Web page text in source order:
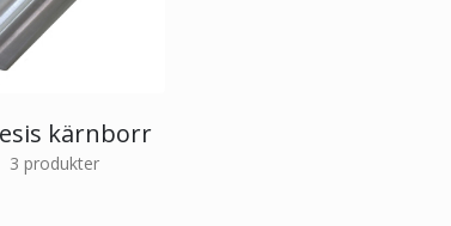
kärnborr
3 produkter